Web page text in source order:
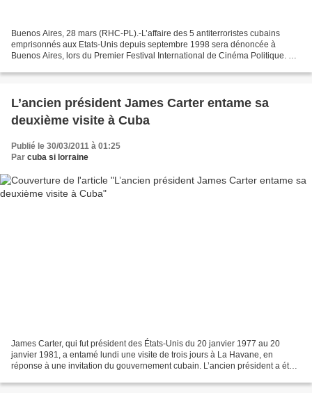
Buenos Aires, 28 mars (RHC-PL).-L’affaire des 5 antiterroristes cubains
emprisonnés aux Etats-Unis depuis septembre 1998 sera dénoncée à
Buenos Aires, lors du Premier Festival International de Cinéma Politique. Le
L’ancien président James Carter entame sa
deuxième visite à Cuba
Publié le 30/03/2011 à 01:25
Par cuba si lorraine
James Carter, qui fut président des États-Unis du 20 janvier 1977 au 20
janvier 1981, a entamé lundi une visite de trois jours à La Havane, en
réponse à une invitation du gouvernement cubain. L’ancien président a été